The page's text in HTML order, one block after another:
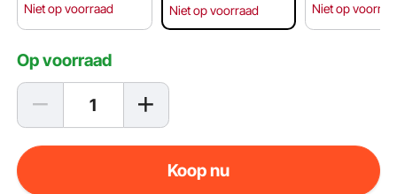
Niet op voorraad Niet op voorraad Niet op
Op voorraad
Koop nu